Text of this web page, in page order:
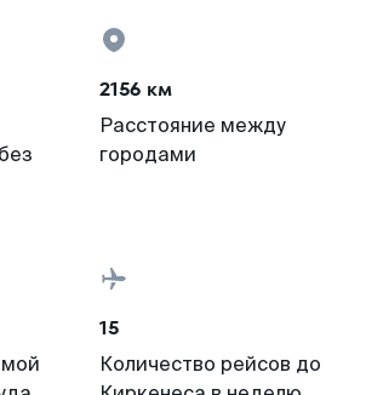
2156 км
Расстояние между
городами
15
Количество рейсов до